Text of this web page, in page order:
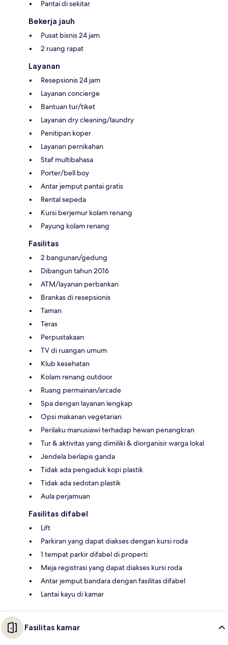
Pantai di sekitar
Bekerja jauh
Pusat bisnis 24 jam
2 ruang rapat
Layanan
Resepsionis 24 jam
Layanan concierge
Bantuan tur/tiket
Layanan dry cleaning/laundry
Penitipan koper
Layanan pernikahan
Staf multibahasa
Porter/bell boy
Antar jemput pantai gratis
Rental sepeda
Kursi berjemur kolam renang
Payung kolam renang
Fasilitas
2 bangunan/gedung
Dibangun tahun 2016
ATM/layanan perbankan
Brankas di resepsionis
Taman
Teras
Perpustakaan
TV di ruangan umum
Klub kesehatan
Kolam renang outdoor
Ruang permainan/arcade
Spa dengan layanan lengkap
Opsi makanan vegetarian
Perilaku manusiawi terhadap hewan penangkran
Tur & aktivitas yang dimiliki & diorganisir warga lokal
Jendela berlapis ganda
Tidak ada pengaduk kopi plastik
Tidak ada sedotan plastik
Aula perjamuan
Fasilitas difabel
Lift
Parkiran yang dapat diakses dengan kursi roda
1 tempat parkir difabel di properti
Meja registrasi yang dapat diakses kursi roda
Antar jemput bandara dengan fasilitas difabel
Lantai kayu di kamar
Fasilitas kamar